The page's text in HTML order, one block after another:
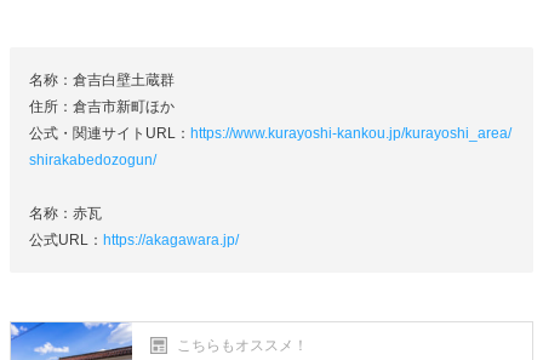
名称：倉吉白壁土蔵群
住所：倉吉市新町ほか
公式・関連サイトURL： https://www.kurayoshi-kankou.jp/kurayoshi_area/
shirakabedozogun/
名称：赤瓦
公式URL： https://akagawara.jp/
こちらもオススメ！